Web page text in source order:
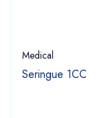
Medical
Seringue 1CC